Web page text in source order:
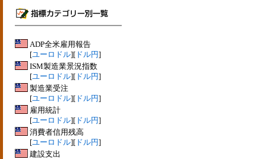
ADP全米雇用報告
[ユーロドル][ ドル円]
ISM製造業景況指数
[ユーロドル][ ドル円]
製造業受注
[ユーロドル][ ドル円]
雇用統計
[ユーロドル][ ドル円]
消費者信用残高
[ユーロドル][ ドル円]
建設支出